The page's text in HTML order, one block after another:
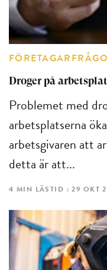
Droger på
Problemet med
arbetsplatserna
arbetsgivaren att
detta är att...
4 MIN LÄSTID : 29 OKT